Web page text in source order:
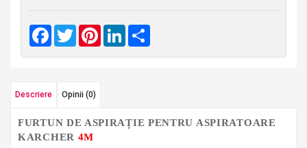
Facebook
TwitterPinterestLinkedIn
Descriere Opinii (0)
FURTUN DE ASPIRAȚIE PENTRU ASPIRATOARE
KARCHER 4M